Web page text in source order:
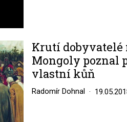
Krutí dobyvatelé
Mongoly poznal
vlastní kůň
Radomír Dohnal